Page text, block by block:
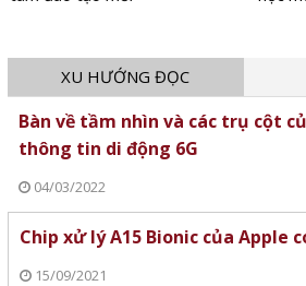
XU HƯỚNG ĐỌC
Bàn về tầm nhìn và các trụ cột
thông tin di động 6G
04/03/2022
Chip xử lý A15 Bionic của Apple
15/09/2021